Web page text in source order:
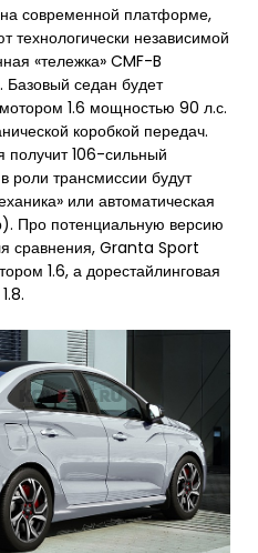
современной платформе,
технологически независимой
«тележка» CMF-B
седан будет
1.6 мощностью 90 л.с.
коробкой передач.
106-сильный
роли трансмиссии будут
или автоматическая
Про потенциальную версию
сравнения, Granta Sport
1.6, а дорестайлинговая